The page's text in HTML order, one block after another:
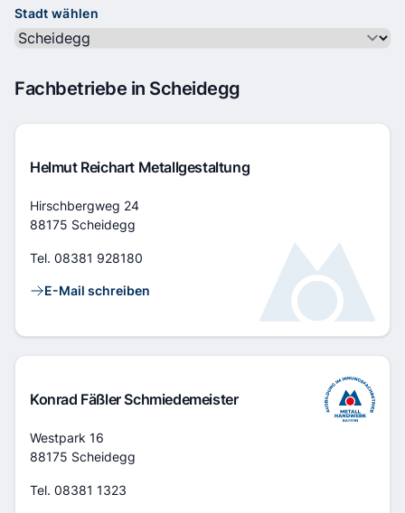
Stadt wählen
Fachbetriebe in Scheidegg
Helmut Reichart Metallgestaltung
Adresse
Hirschbergweg 24
88175 Scheidegg
Tel. 08381 928180
Kontaktlinks
E-Mail schreiben
Konrad Fäßler Schmiedemeister
Adresse
Westpark 16
88175 Scheidegg
Tel. 08381 1323